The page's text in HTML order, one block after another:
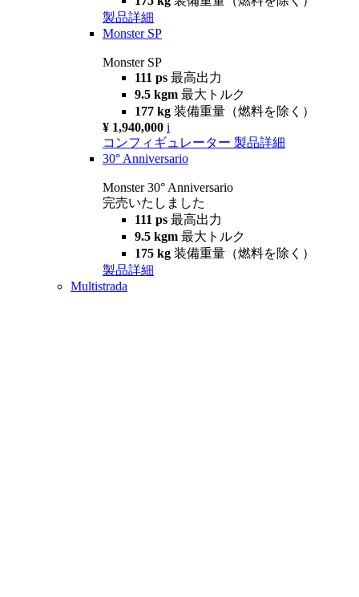
製品詳細
Monster SP
Monster SP
111 ps 最高出力
9.5 kgm 最大トルク
177 kg 装備重量（燃料を除く）
¥ 1,940,000 i
コンフィギュレーター 製品詳細
30° Anniversario
Monster 30° Anniversario
完売いたしました
111 ps 最高出力
9.5 kgm 最大トルク
175 kg 装備重量（燃料を除く）
製品詳細
Multistrada